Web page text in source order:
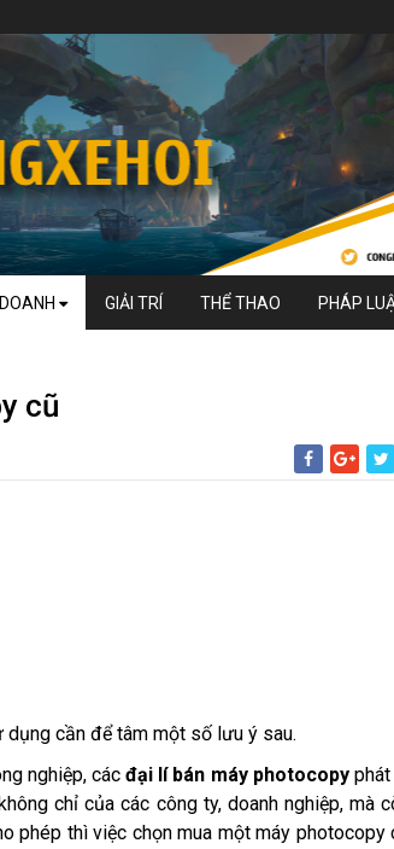
GIẢI TRÍ THỂ THAO PHÁP
cũ
cần để tâm một số lưu ý sau.
nghiệp, các đại lí bán máy photocopy
chỉ của các công ty, doanh nghiệp, mà
phép thì việc chọn mua một máy photocopy